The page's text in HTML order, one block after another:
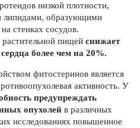
низкой плотности,
липидами, образующими
стенках сосудов.
пищей снижает
более чем на 20%.
фитостеринов является
активность. У
предупреждать
опухолей в различных
исследованиях повышенное